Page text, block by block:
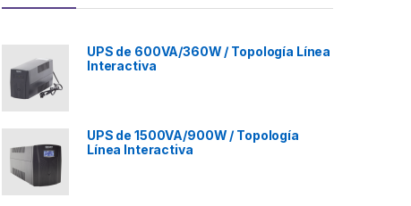
UPS de 600VA/360W / Topología Línea
Interactiva
UPS de 1500VA/900W / Topología
Línea Interactiva